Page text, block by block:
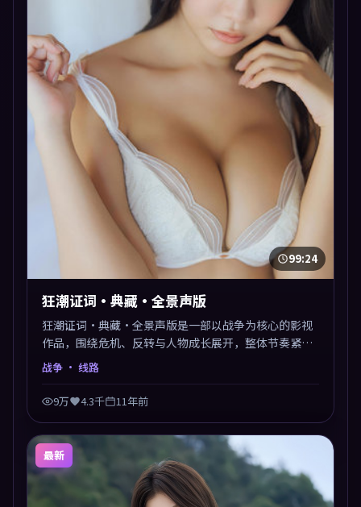
99:24
狂潮证词·典藏·全景声版
狂潮证词·典藏·全景声版是一部以战争为核心的影视
作品，围绕危机、反转与人物成长展开，整体节奏紧
凑，值得推荐观看。
战争 · 线路
9万 4.3千 11年前
最新